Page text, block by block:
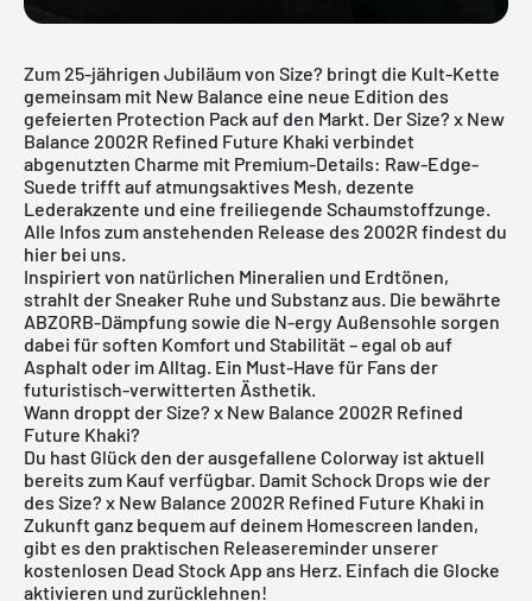
Zum 25-jährigen Jubiläum von Size? bringt die Kult-Kette
gemeinsam mit New Balance eine neue Edition des
gefeierten Protection Pack auf den Markt. Der Size? x New
Balance 2002R Refined Future Khaki verbindet
abgenutzten Charme mit Premium-Details: Raw-Edge-
Suede trifft auf atmungsaktives Mesh, dezente
Lederakzente und eine freiliegende Schaumstoffzunge.
Alle Infos zum anstehenden Release des 2002R findest du
hier bei uns.
Inspiriert von natürlichen Mineralien und Erdtönen,
strahlt der Sneaker Ruhe und Substanz aus. Die bewährte
ABZORB-Dämpfung sowie die N-ergy Außensohle sorgen
dabei für soften Komfort und Stabilität – egal ob auf
Asphalt oder im Alltag. Ein Must-Have für Fans der
futuristisch-verwitterten Ästhetik.
Wann droppt der Size? x New Balance 2002R Refined
Future Khaki?
Du hast Glück den der ausgefallene Colorway ist aktuell
bereits zum Kauf verfügbar. Damit Schock Drops wie der
des Size? x New Balance 2002R Refined Future Khaki in
Zukunft ganz bequem auf deinem Homescreen landen,
gibt es den praktischen Releasereminder unserer
kostenlosen Dead Stock App ans Herz. Einfach die Glocke
aktivieren und zurücklehnen!